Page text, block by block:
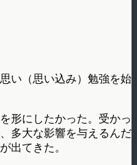
い（思い込み）勉強を始
形にしたかった。受かっ
多大な影響を与えるんだ
出てきた。